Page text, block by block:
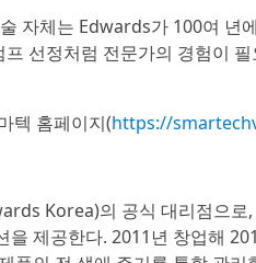
자체는 Edwards가 100여
프 선정처럼 전문가의 경험이
텍 홈페이지(https://
Korea)의 공식 대리점으로
을 제공한다. 2011년 창업해